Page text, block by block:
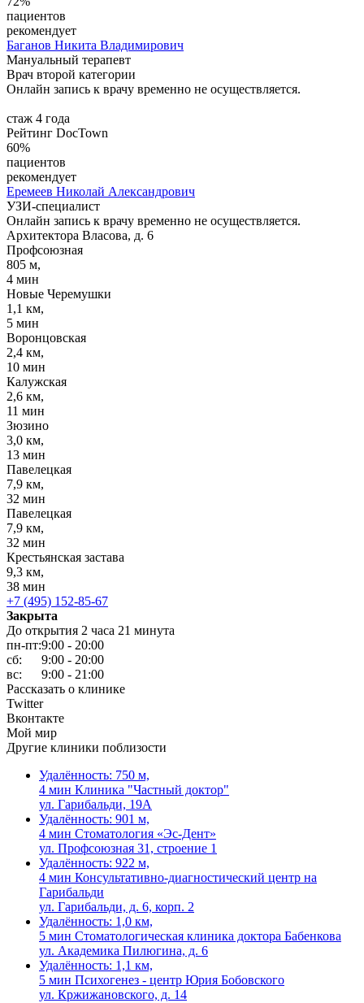
пациентов
рекомендует
Баганов Никита Владимирович
Мануальный терапевт
Врач второй категории
Онлайн запись к врачу временно не осуществляется.
стаж 4 года
Рейтинг DocTown
60%
пациентов
рекомендует
Еремеев Николай Александрович
УЗИ-специалист
Онлайн запись к врачу временно не осуществляется.
Архитектора Власова, д. 6
Профсоюзная
805 м,
4 мин
Новые Черемушки
1,1 км,
5 мин
Воронцовская
2,4 км,
10 мин
Калужская
2,6 км,
11 мин
Зюзино
3,0 км,
13 мин
Павелецкая
7,9 км,
32 мин
Павелецкая
7,9 км,
32 мин
Крестьянская застава
9,3 км,
38 мин
+7 (495) 152-85-67
Закрыта
До открытия 2 часа 21 минута
пн-пт:9:00 - 20:00
сб:
9:00 - 20:00
вс:
9:00 - 21:00
Рассказать о клинике
Twitter
Вконтакте
Мой мир
Другие клиники поблизости
Удалённость: 750 м,
4 мин Клиника "Частный доктор"
ул. Гарибальди, 19А
Удалённость: 901 м,
4 мин Стоматология «Эс-Дент»
ул. Профсоюзная 31, строение 1
Удалённость: 922 м,
4 мин Консультативно-диагностический центр на
Гарибальди
ул. Гарибальди, д. 6, корп. 2
Удалённость: 1,0 км,
5 мин Стоматологическая клиника доктора Бабенкова
ул. Академика Пилюгина, д. 6
Удалённость: 1,1 км,
5 мин Психогенез - центр Юрия Бобовского
ул. Кржижановского, д. 14